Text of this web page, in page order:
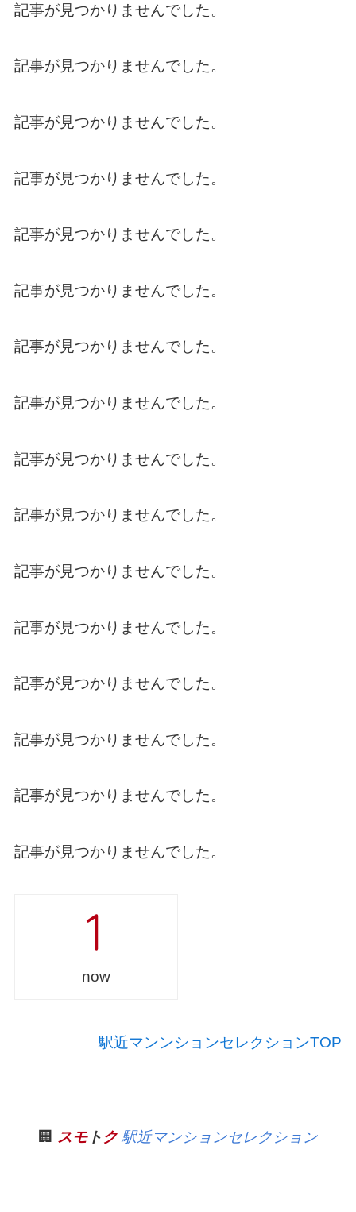
利用規約
プライバシーポリシー
サイトマップ
記事が見つかりませんでした。
記事が見つかりませんでした。
記事が見つかりませんでした。
記事が見つかりませんでした。
記事が見つかりませんでした。
記事が見つかりませんでした。
記事が見つかりませんでした。
記事が見つかりませんでした。
記事が見つかりませんでした。
記事が見つかりませんでした。
記事が見つかりませんでした。
記事が見つかりませんでした。
記事が見つかりませんでした。
記事が見つかりませんでした。
記事が見つかりませんでした。
記事が見つかりませんでした。
now
駅近マンンションセレクションTOP
🏢 スモト ク 駅近マンションセレクション